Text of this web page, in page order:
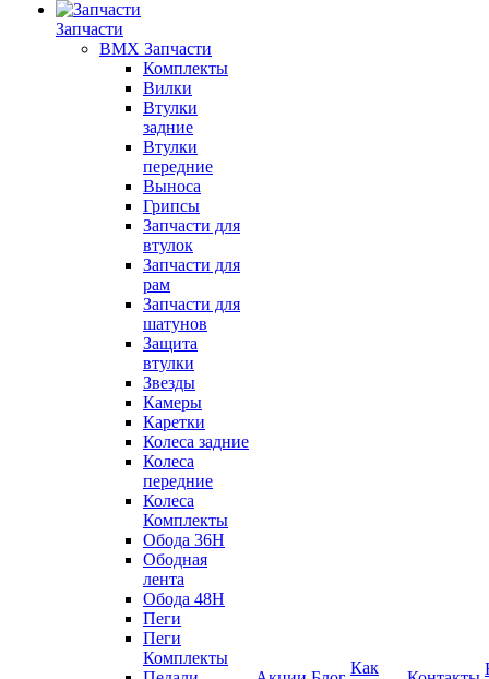
Запчасти
BMX Запчасти
Комплекты
Вилки
Втулки
задние
Втулки
передние
Выноса
Грипсы
Запчасти для
втулок
Запчасти для
рам
Запчасти для
шатунов
Защита
втулки
Звезды
Камеры
Каретки
Колеса задние
Колеса
передние
Колеса
Комплекты
Обода 36H
Ободная
лента
Обода 48H
Пеги
Пеги
Комплекты
Как